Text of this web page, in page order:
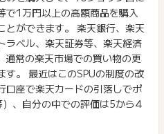
で1万円以上の高額商品を購入
とができます。 楽天銀行、楽天
ラベル、楽天証券等、楽天経済
通常の楽天市場での買い物の更
す。 最近はこのSPUの制度の改
口座で楽天カードの引落しでポ
、自分の中での評価は5から4